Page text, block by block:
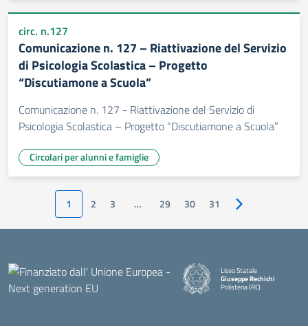
circ. n.127
Comunicazione n. 127 – Riattivazione del Servizio
di Psicologia Scolastica – Progetto
“Discutiamone a Scuola”
Comunicazione n. 127 - Riattivazione del Servizio di
Psicologia Scolastica – Progetto “Discutiamone a Scuola”
Circolari per alunni e famiglie
1 2 3 … 29 30 31 Pagina
Liceo Statale
Giuseppe Rechichi
Polistena (RC)